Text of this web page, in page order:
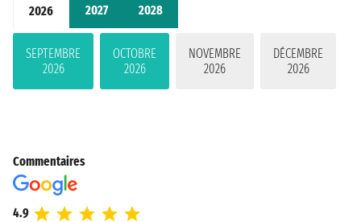
2026 2027 2028
SEPTEMBRE
2026
OCTOBRE
2026
NOVEMBRE
2026
DÉCEMBRE
2026
Commentaires
4.9